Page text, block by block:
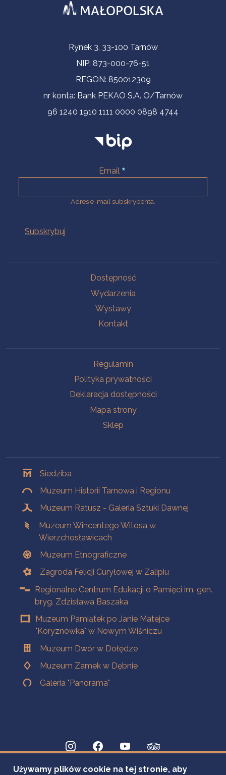
Informacje kontaktoweRynek 3, 33-100 Tarnów
NIP: 873-000-76-51
REGON: 850012309
nr konta: Bank PEKAO S.A. O/Tarnów
96 1240 1910 1111 0000 0898 4744
Email
Adres e-mail subskrybenta.
Dostępność
Wydarzenia
Wystawy
Kontakt
Regulamin
Polityka prywatności
Deklaracja dostępności
Mapa strony
Sklep
Siedziba
Muzeum Historii Tarnowa i Regionu
Muzeum Ratusz - Galeria Sztuki Dawnej
Muzeum Wincentego Witosa w
Wierzchosławicach
Muzeum Etnograficzne
Zagroda Felicji Curyłowej w Zalipiu
Regionalne Centrum Edukacji o Pamięci im. gen.
bryg. Zdzisława Baszaka
Muzeum Pamiątek po Janie Matejce
"Koryznówka" w Nowym Wiśniczu
Muzeum Dwór w Dołędze
Muzeum Zamek w Dębnie
Galeria "Panorama"
Używamy plików cookie na tej stronie, aby